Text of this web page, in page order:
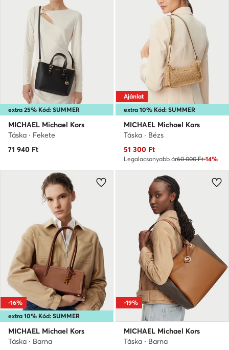
extra 25% Kód: SUMMER
MICHAEL Michael Kors
Táska · Fekete
71 940 Ft
extra 10% Kód: SUMMER
Ajánlat
MICHAEL Michael Kors
Táska · Bézs
Aktuális ár
51 300 Ft
Legalacsonyabb ár60 000 Ft-14%
extra 10% Kód: SUMMER
-16%
MICHAEL Michael Kors
Táska · Barna
-19%
MICHAEL Michael Kors
Táska · Barna